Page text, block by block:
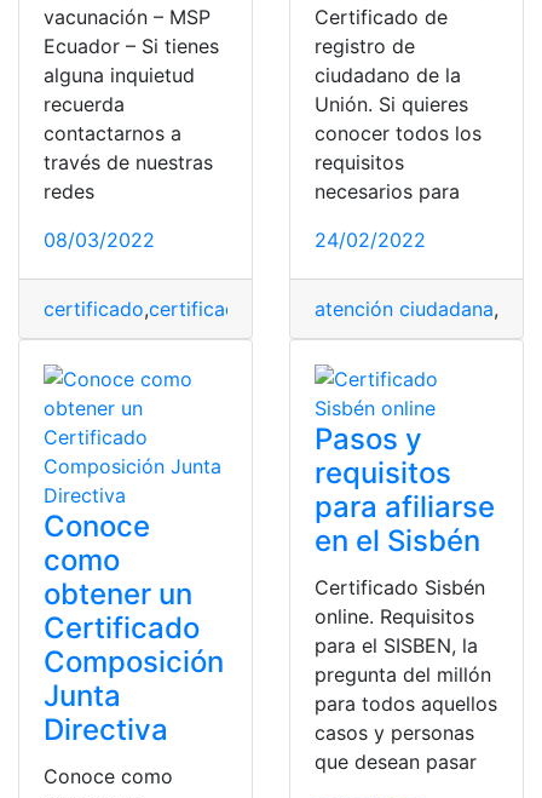
vacunación – MSP
Ecuador – Si tienes
alguna inquietud
recuerda
contactarnos a
través de nuestras
redes
08/03/2022
certificado,certificado de vacunación, Certificado
Certificado de
registro de
ciudadano de la
Unión. Si quieres
conocer todos los
requisitos
necesarios para
24/02/2022
atención ciudadana,
Conoce
como
obtener un
Certificado
Composición
Junta
Directiva
Conoce como
Pasos y
requisitos
para afiliarse
en el Sisbén
Certificado Sisbén
online. Requisitos
para el SISBEN, la
pregunta del millón
para todos aquellos
casos y personas
que desean pasar